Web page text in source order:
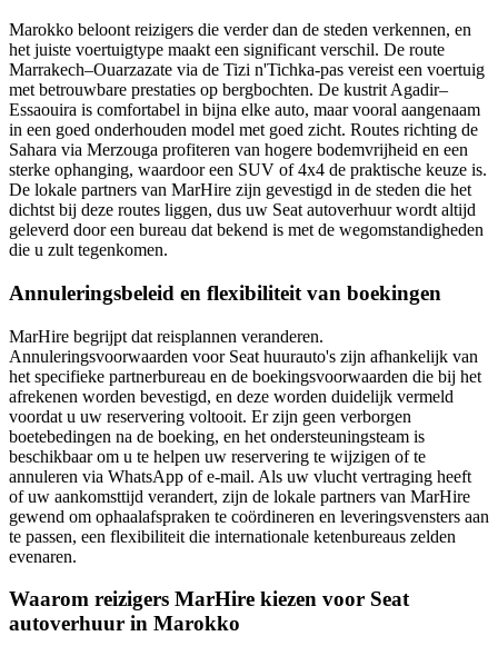
Marokko beloont reizigers die verder dan de steden verkennen, en
het juiste voertuigtype maakt een significant verschil. De route
Marrakech–Ouarzazate via de Tizi n'Tichka-pas vereist een voertuig
met betrouwbare prestaties op bergbochten. De kustrit Agadir–
Essaouira is comfortabel in bijna elke auto, maar vooral aangenaam
in een goed onderhouden model met goed zicht. Routes richting de
Sahara via Merzouga profiteren van hogere bodemvrijheid en een
sterke ophanging, waardoor een SUV of 4x4 de praktische keuze is.
De lokale partners van MarHire zijn gevestigd in de steden die het
dichtst bij deze routes liggen, dus uw Seat autoverhuur wordt altijd
geleverd door een bureau dat bekend is met de wegomstandigheden
die u zult tegenkomen.
Annuleringsbeleid en flexibiliteit van boekingen
MarHire begrijpt dat reisplannen veranderen.
Annuleringsvoorwaarden voor Seat huurauto's zijn afhankelijk van
het specifieke partnerbureau en de boekingsvoorwaarden die bij het
afrekenen worden bevestigd, en deze worden duidelijk vermeld
voordat u uw reservering voltooit. Er zijn geen verborgen
boetebedingen na de boeking, en het ondersteuningsteam is
beschikbaar om u te helpen uw reservering te wijzigen of te
annuleren via WhatsApp of e-mail. Als uw vlucht vertraging heeft
of uw aankomsttijd verandert, zijn de lokale partners van MarHire
gewend om ophaalafspraken te coördineren en leveringsvensters aan
te passen, een flexibiliteit die internationale ketenbureaus zelden
evenaren.
Waarom reizigers MarHire kiezen voor Seat
autoverhuur in Marokko